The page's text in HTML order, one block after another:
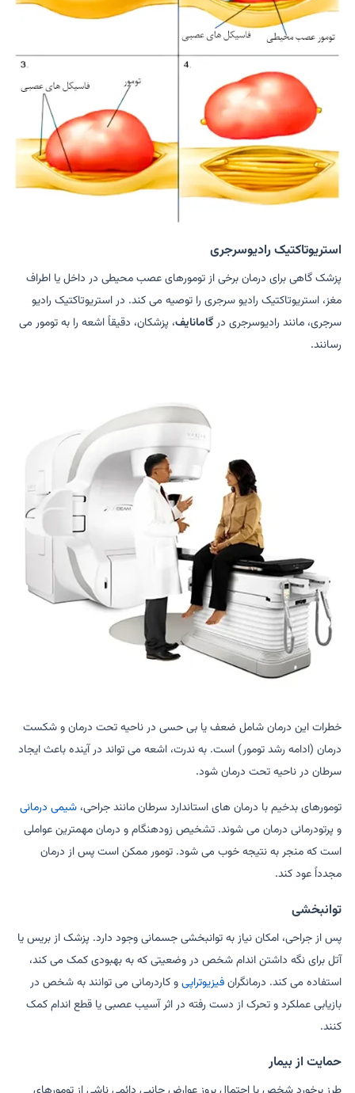
استریوتاکتیک رادیوسرجری
پزشک گاهی برای درمان برخی از تومورهای عصب محیطی در داخل یا اطراف
مغز، استریوتاکتیک رادیو سرجری را توصیه می کند. در استریوتاکتیک رادیو
سرجری، مانند رادیوسرجری درگامانایف، پزشکان، دقیقاً اشعه را به تومور می
رسانند.
خطرات این درمان شامل ضعف یا بی حسی در ناحیه تحت درمان و شکست
درمان (ادامه رشد تومور) است. به ندرت، اشعه می تواند در آینده باعث ایجاد
سرطان در ناحیه تحت درمان شود.
تومورهای بدخیم با درمان های استاندارد سرطان مانند جراحی،شیمی درمانی
و پرتودرمانی درمان می شوند. تشخیص زودهنگام و درمان مهمترین عواملی
است که منجر به نتیجه خوب می شود. تومور ممکن است پس از درمان
مجدداً عود کند.
توانبخشی
پس از جراحی، امکان نیاز به توانبخشی جسمانی وجود دارد. پزشک از بریس یا
آتل برای نگه داشتن اندام شخص در وضعیتی که به بهبودی کمک می کند،
استفاده می کند. درمانگرانفیزیوتراپیو کاردرمانی می توانند به شخص در
بازیابی عملکرد و تحرک از دست رفته در اثر آسیب عصبی یا قطع اندام کمک
کنند.
حمایت از بیمار